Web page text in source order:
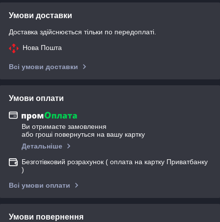
Умови доставки
Доставка здійснюється тільки по передоплаті.
Нова Пошта
Всі умови доставки
Умови оплати
Ви отримаєте замовлення
або гроші повернуться на вашу картку
Детальніше
Безготівковий розрахунок ( оплата на картку Приватбанку
)
Всі умови оплати
Умови повернення